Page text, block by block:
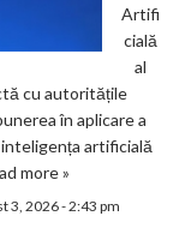
Artifi
cială
al
cu autoritățile
în aplicare a
artificială
more »
3, 2026 - 2:43 pm